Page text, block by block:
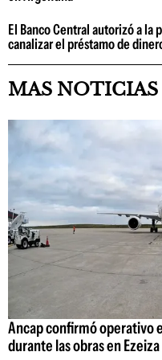
El Banco Central autorizó a la
canalizar el préstamo de
MAS
Ancap confirmó operativo
durante las obras en Ezeiza